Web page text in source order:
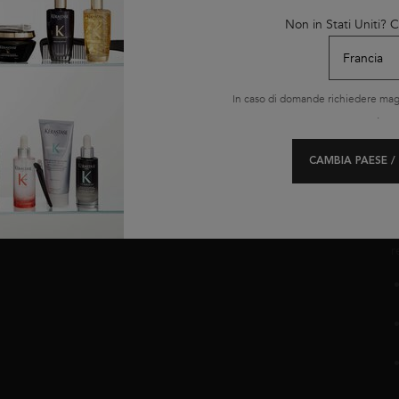
LE NOSTRE
OFFERTE
Black Friday
Cyber Monday
Routine
Non in Stati Uniti?
In caso di domande richiedere
.
CAMBIA PAESE /